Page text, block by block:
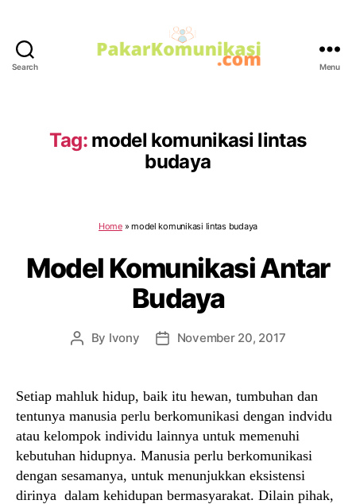
Search Menu
Tag: model komunikasi lintas
budaya
Home»model komunikasi lintas budaya
Model Komunikasi Antar
Budaya
Post
By Ivony
PostNovember 20, 2017
Setiap mahluk hidup, baik itu hewan, tumbuhan dan
tentunya manusia perlu berkomunikasi dengan indvidu
atau kelompok individu lainnya untuk memenuhi
kebutuhan hidupnya. Manusia perlu berkomunikasi
dengan sesamanya, untuk menunjukkan eksistensi
dirinya dalam kehidupan bermasyarakat. Dilain pihak,